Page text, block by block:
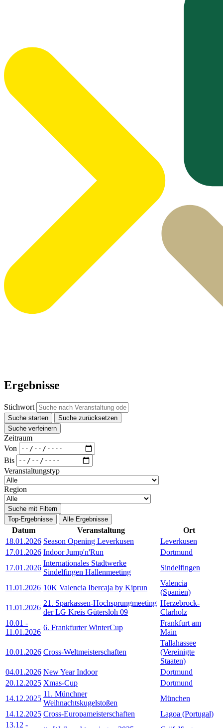
Ergebnisse
Stichwort
Suche starten
Suche zurücksetzen
Suche verfeinern
Zeitraum
Von
Bis
Veranstaltungstyp
Region
Suche mit Filtern
Top-Ergebnisse
Alle Ergebnisse
Datum Veranstaltung
Ort
18.01.2026 Season Opening Leverkusen
Leverkusen
17.01.2026 Indoor Jump'n'Run
Dortmund
17.01.2026
Internationales Stadtwerke
Sindelfingen Hallenmeeting
Sindelfingen
11.01.2026 10K Valencia Ibercaja by Kiprun
Valencia
(Spanien)
11.01.2026
21. Sparkassen-Hochsprungmeeting
der LG Kreis Gütersloh 09
Herzebrock-
Clarholz
10.01 -
11.01.2026
6. Frankfurter WinterCup
Frankfurt am
Main
10.01.2026 Cross-Weltmeisterschaften
Tallahassee
(Vereinigte
Staaten)
04.01.2026 New Year Indoor
Dortmund
20.12.2025 Xmas-Cup
Dortmund
14.12.2025
11. Münchner
Weihnachtskugelstoßen
München
14.12.2025 Cross-Europameisterschaften
Lagoa (Portugal)
13.12 -